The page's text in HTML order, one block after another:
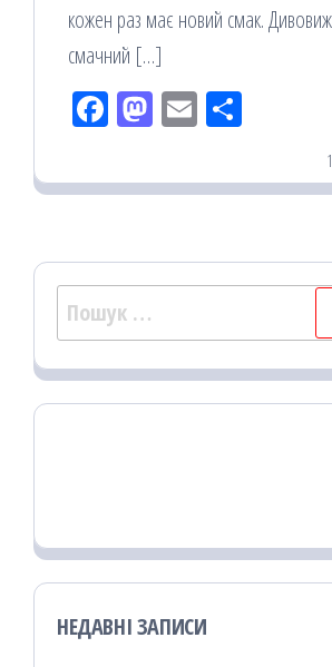
кожен раз має новий смак.
смачний […]
Fac
oo
M
od
Em
ит
я
Пошук:
НЕДАВНІ ЗАПИСИ